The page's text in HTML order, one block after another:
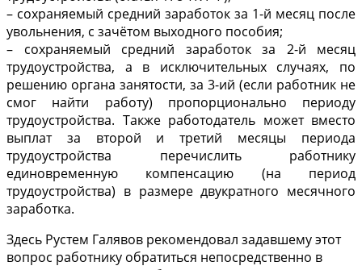
– сохраняемый средний заработок за 1-й месяц после
увольнения, с зачётом выходного пособия;
– сохраняемый средний заработок за 2-й месяц
трудоустройства, а в исключительных случаях, по
решению органа занятости, за 3-ий (если работник не
смог найти работу) пропорционально периоду
трудоустройства. Также работодатель может вместо
выплат за второй и третий месяцы периода
трудоустройства перечислить работнику
единовременную компенсацию (на период
трудоустройства) в размере двукратного месячного
заработка.
Здесь Рустем Галявов рекомендовал задавшему этот
вопрос работнику обратиться непосредственно в